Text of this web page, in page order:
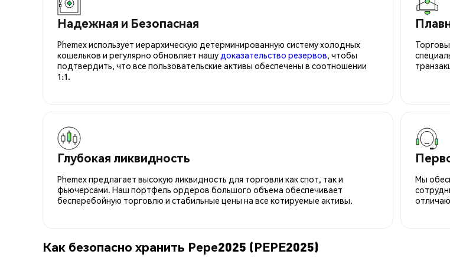
Надежная и Безопасная
Phemex использует иерархическую детерминированную систему холодных
кошельков и регулярно обновляет нашу доказательство резервов, чтобы
подтвердить, что все пользовательские активы обеспечены в соотношении
1:1.
Глубокая ликвидность
Phemex предлагает высокую ликвидность для торговли как спот, так и
фьючерсами. Наш портфель ордеров большого объема обеспечивает
бесперебойную торговлю и стабильные цены на все котируемые активы.
Мы
Как безопасно хранить Pepe2025 (PEPE2025)